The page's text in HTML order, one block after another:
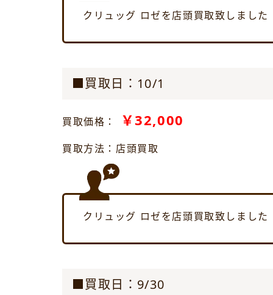
クリュッグ ロゼを店頭買取致しました
■買取日：10/1
買取価格： ￥32,000
買取方法：店頭買取
クリュッグ ロゼを店頭買取致しました
■買取日：9/30